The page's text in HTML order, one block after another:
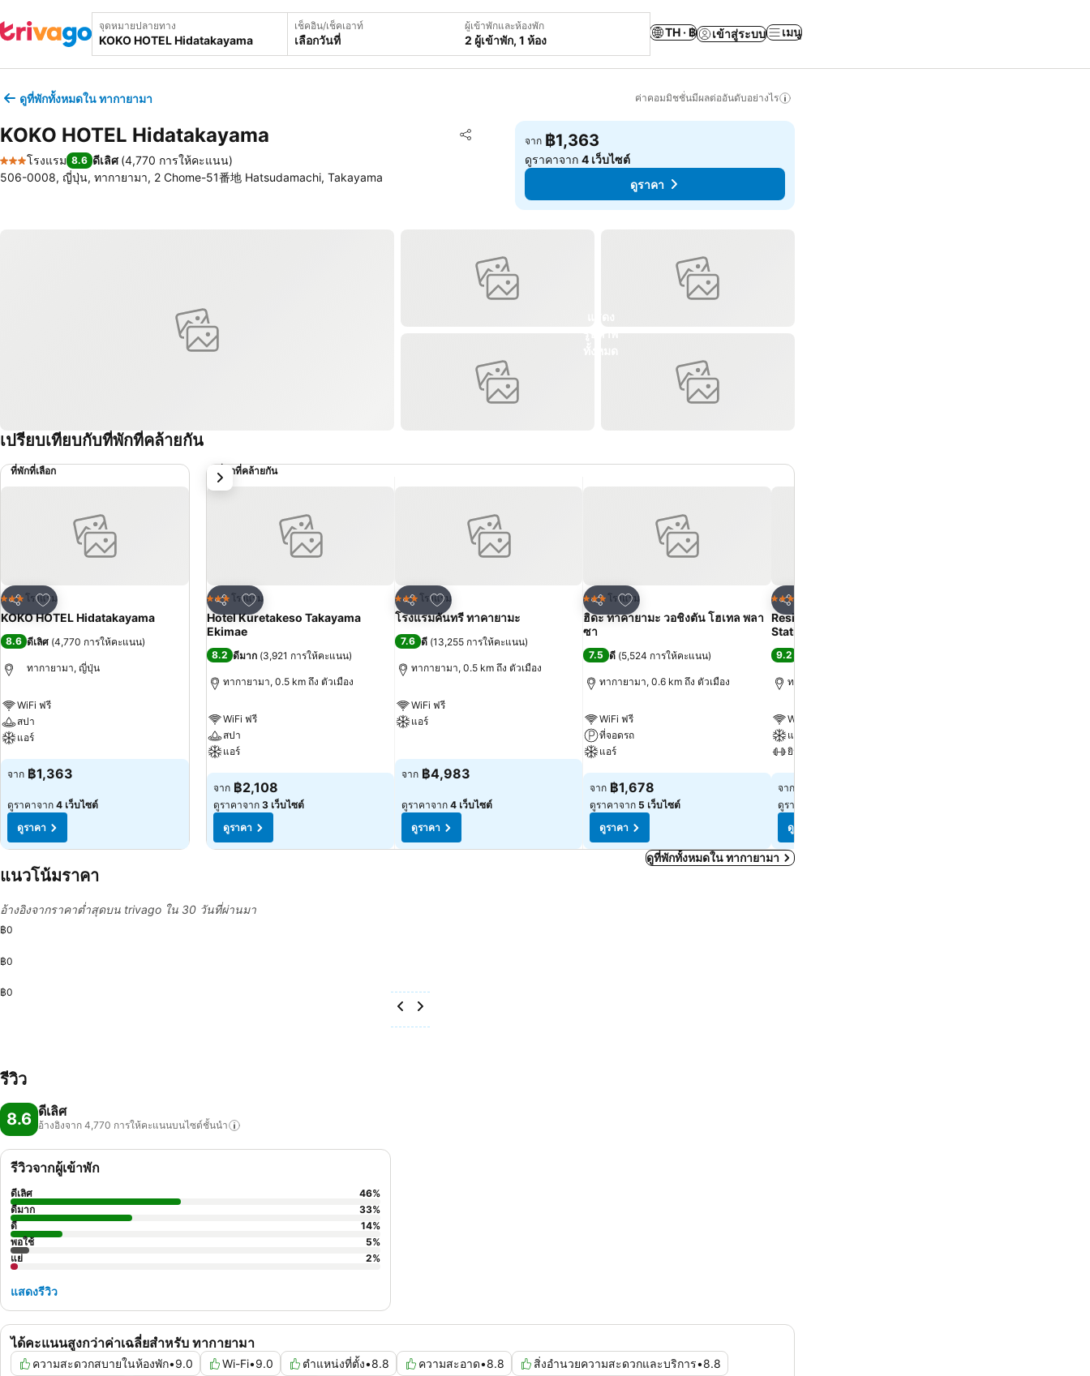
จุดหมายปลายทาง เช็คอิน/เช็คเอาท์
เลือกวันที่
ผู้เข้าพักและห้องพัก
2 ผู้เข้าพัก, 1 ห้อง
TH · ฿ เข้าสู่ระบบ เมนู
ดูที่พักทั้งหมดใน ทากายามา ค่าคอมมิชชั่นมีผลต่ออันดับอย่างไร
KOKO HOTEL Hidatakayama แชร์
เพิ่มในรายการโปรด
3 ดาว
โรงแรม 8.6 ดีเลิศ (4,770 การให้คะแนน)
506-0008, ญี่ปุ่น, ทากายามา, 2 Chome-51番地 Hatsudamachi, Takayama
จาก ฿1,363
ดูราคาจาก4 เว็บไซต์
ดูราคา
เปรียบเทียบกับที่พักที่คล้ายกัน
ที่พักที่เลือก
แชร์
เพิ่มในรายการโปรด
3 ดาว โรงแรม
KOKO HOTEL Hidatakayama
8.6 ดีเลิศ (4,770 การให้คะแนน)
ทากายามา, ญี่ปุ่น
WiFi ฟรี
สปา
แอร์
ดูราคา
จาก ฿1,363
ดูราคาจาก 4 เว็บไซต์
ดูราคา
ที่พักที่คล้ายกัน
แชร์
เพิ่มในรายการโปรด
3 ดาว โรงแรม
Hotel Kuretakeso Takayama
Ekimae
8.2 ดีมาก (3,921 การให้คะแนน)
ทากายามา, 0.5 km ถึง ตัวเมือง
WiFi ฟรี
สปา
แอร์
ดูราคา
จาก ฿2,108
ดูราคาจาก 3 เว็บไซต์
ดูราคา
แชร์
เพิ่มในรายการโปรด
3 ดาว โรงแรม
โรงแรมคันทรี ทาคายามะ
7.6 ดี (13,255 การให้คะแนน)
ทากายามา, 0.5 km ถึง ตัวเมือง
WiFi ฟรี
แอร์
จาก ฿4,983
ดูราคาจาก 4 เว็บไซต์
ดูราคา
แชร์
เพิ่มในรายการโปรด
3 ดาว โรงแรม
ฮิดะ ทาคายามะ วอชิงตัน โฮเทล พลา
ซา
7.5 ดี (5,524 การให้คะแนน)
ทากายามา, 0.6 km ถึง ตัวเมือง
WiFi ฟรี
ที่จอดรถ
แอร์
ดูราคา
จาก ฿1,678
ดูราคาจาก 5 เว็บไซต์
ดูราคา
แชร์
3 ดาว
Residence Hotel Takayama
Station
9.2
ทากายามา, 0.4 km ถึง ตัวเมือง
WiFi ฟรี
แอร์
ยิม
ดูราคา
จาก
ดูราคาจาก
ดูราคา
ถัดไป
ดูที่พักทั้งหมดใน ทากายามา
แนวโน้มราคา
อ้างอิงจากราคาต่ำสุดบน trivago ใน 30 วันที่ผ่านมา
฿0
฿0
฿0
รีวิว
8.6 ดีเลิศ
อ้างอิงจาก 4,770 การให้คะแนนบนไซต์ชั้นนำ
ได้คะแนนสูงกว่าค่าเฉลี่ยสำหรับ ทากายามา
ความสะดวกสบายในห้องพัก•9.0 Wi-Fi•9.0 ตำแหน่งที่ตั้ง•8.8 ความสะอาด•8.8 สิ่งอำนวยความสะดวกและบริการ•8.8
รีวิวจากผู้เข้าพัก
ดีเลิศ 46%
ดีมาก
33%
ดี
14%
พอใช้
5%
แย่
2%
แสดงรีวิว